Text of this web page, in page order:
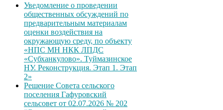
Уведомление о проведении
общественных обсуждений по
предварительным материалам
оценки воздействия на
окружающую среду, по объекту
«НПС МН НКК ЛПДС
«Субханкулово». Туймазинское
НУ. Реконструкция. Этап 1. Этап
2»
Решение Совета сельского
поселения Гафуровский
сельсовет от 02.07.2026 № 202